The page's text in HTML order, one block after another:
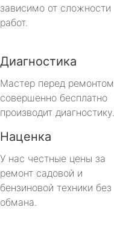
зависимо от сложности
работ.
Диагностика
Мастер перед ремонтом
совершенно бесплатно
производит диагностику.
Наценка
У нас честные цены за
ремонт садовой и
бензиновой техники без
обмана.